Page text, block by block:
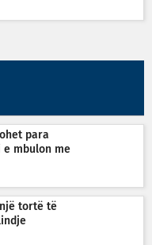
para
mbulon me
tortë të